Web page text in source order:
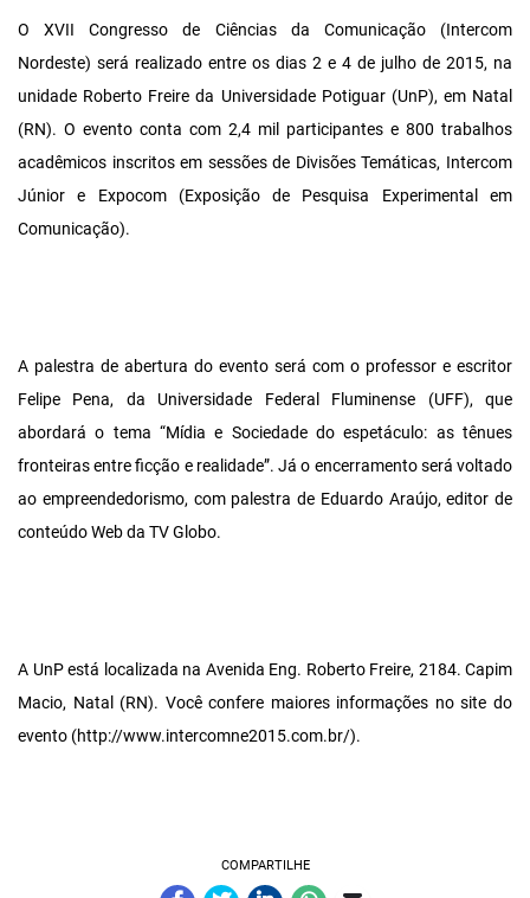
O XVII Congresso de Ciências da Comunicação (Intercom
Nordeste) será realizado entre os dias 2 e 4 de julho de 2015, na
unidade Roberto Freire da Universidade Potiguar (UnP), em Natal
(RN). O evento conta com 2,4 mil participantes e 800 trabalhos
acadêmicos inscritos em sessões de Divisões Temáticas, Intercom
Júnior e Expocom (Exposição de Pesquisa Experimental em
Comunicação).
A palestra de abertura do evento será com o professor e escritor
Felipe Pena, da Universidade Federal Fluminense (UFF), que
abordará o tema “Mídia e Sociedade do espetáculo: as tênues
fronteiras entre ficção e realidade”. Já o encerramento será voltado
ao empreendedorismo, com palestra de Eduardo Araújo, editor de
conteúdo Web da TV Globo.
A UnP está localizada na Avenida Eng. Roberto Freire, 2184. Capim
Macio, Natal (RN). Você confere maiores informações no site do
evento (http://www.intercomne2015.com.br/).
COMPARTILHE